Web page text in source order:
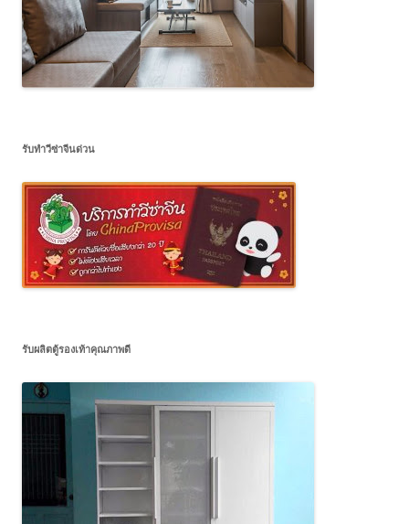
รับทำวีซ่าจีนด่วน
รับผลิตตู้รองเท้าคุณภาพดี